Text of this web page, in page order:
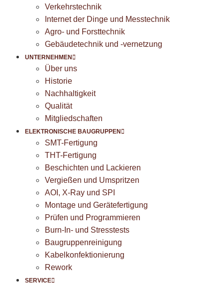
Verkehrstechnik
Internet der Dinge und Messtechnik
Agro- und Forsttechnik
Gebäudetechnik und -vernetzung
UNTERNEHMEN
Über uns
Historie
Nachhaltigkeit
Qualität
Mitgliedschaften
ELEKTRONISCHE BAUGRUPPEN
SMT-Fertigung
THT-Fertigung
Beschichten und Lackieren
Vergießen und Umspritzen
AOI, X-Ray und SPI
Montage und Gerätefertigung
Prüfen und Programmieren
Burn-In- und Stresstests
Baugruppenreinigung
Kabelkonfektionierung
Rework
SERVICE